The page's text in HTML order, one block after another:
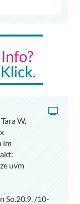
W.
im
uvm
So.20.9. /10-